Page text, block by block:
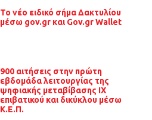
To νέο ειδικό σήμα Δακτυλίου
μέσω gov.gr και Gov.gr Wallet
900 αιτήσεις στην πρώτη
εβδομάδα λειτουργίας της
ψηφιακής μεταβίβασης ΙΧ
επιβατικού και δικύκλου μέσω
Κ.Ε.Π.